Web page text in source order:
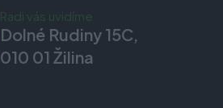
Radi vás uvidíme
Dolné Rudiny 15C,
010 01 Žilina